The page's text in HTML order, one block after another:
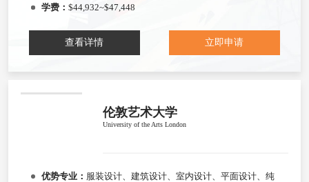
学费： $44,932~$47,448
查看详情 立即申请
伦敦艺术大学
University of the Arts London
优势专业： 服装设计、建筑设计、室内设计、平面设计、纯